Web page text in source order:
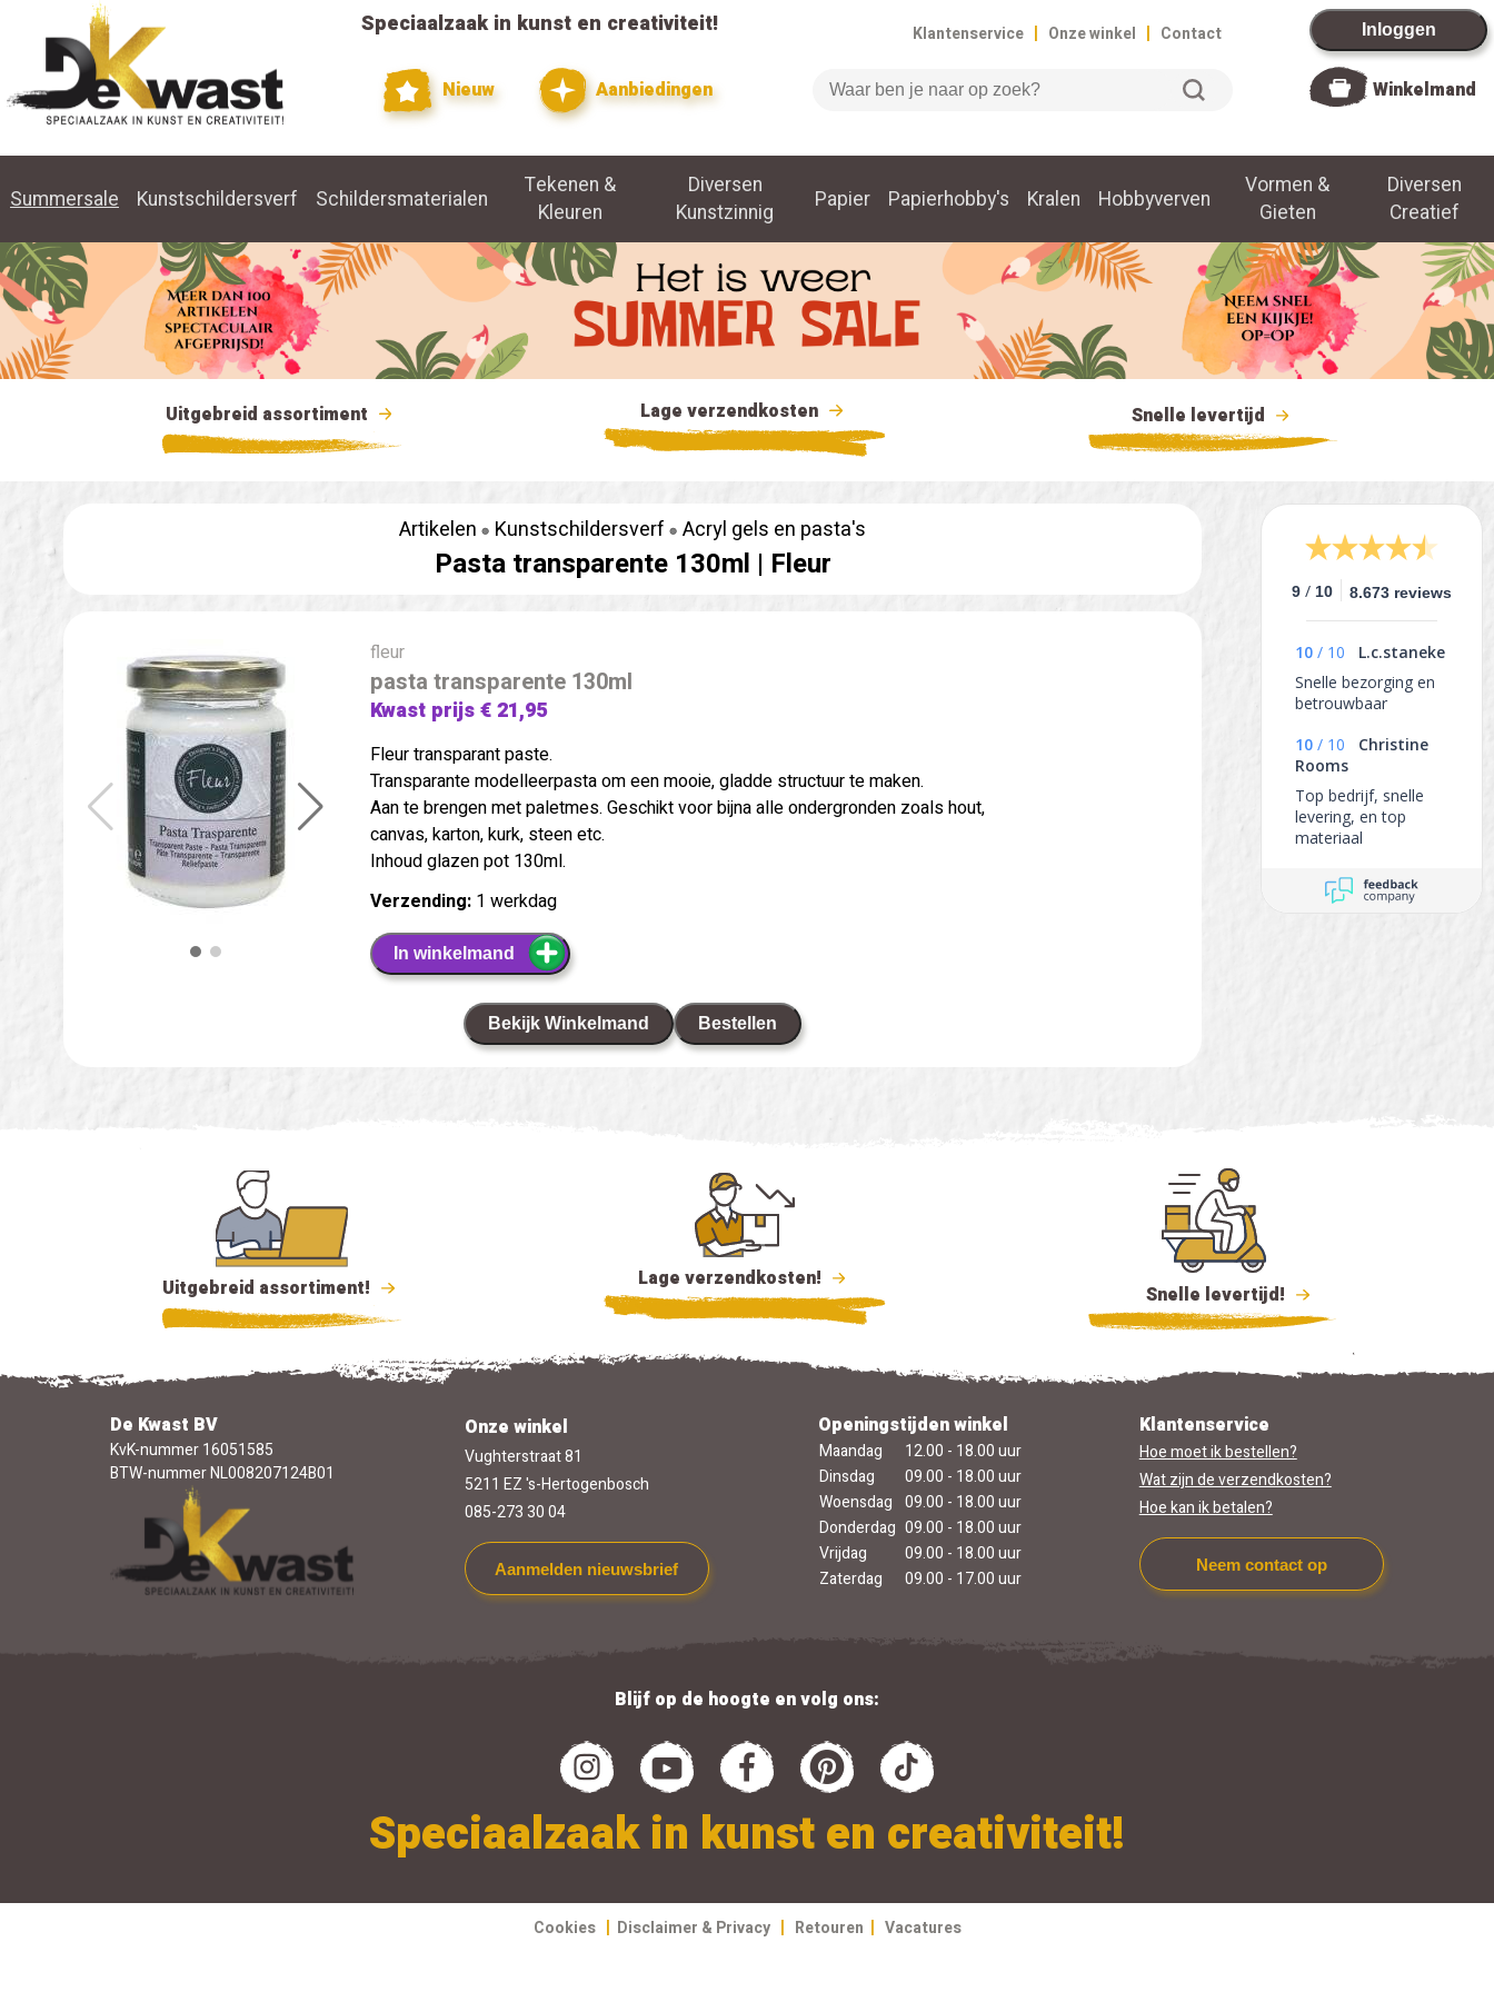
Speciaalzaak in kunst en creativiteit!
Nieuw Aanbiedingen
Klantenservice | Onze winkel | Contact
Zoeken
Inloggen
Winkelmand
Summersale Kunstschildersverf Schildersmaterialen
Tekenen &
Kleuren
Diversen
Kunstzinnig
Papier Papierhobby's Kralen Hobbyverven
Vormen &
Gieten
Diversen
Creatief
Uitgebreid assortiment Lage verzendkosten Snelle levertijd
9 / 10 8.673 reviews
10 / 10
L.c.staneke
Snelle bezorging en
betrouwbaar
10 / 10
Christine
Rooms
Top bedrijf, snelle
levering, en top
materiaal
Artikelen Kunstschildersverf Acryl gels en pasta's
Pasta transparente 130ml | Fleur
fleur
pasta transparente 130ml
Kwast prijs € 21,95
Fleur transparant paste.
Transparante modelleerpasta om een mooie, gladde structuur te maken.
Aan te brengen met paletmes. Geschikt voor bijna alle ondergronden zoals hout,
canvas, karton, kurk, steen etc.
Inhoud glazen pot 130ml.
Verzending: 1 werkdag
In winkelmand
Bekijk Winkelmand Bestellen
Uitgebreid assortiment! Lage verzendkosten!
Snelle levertijd!
De Kwast BV
KvK-nummer 16051585
BTW-nummer NL008207124B01
Onze winkel
Vughterstraat 81
5211 EZ 's-Hertogenbosch
085-273 30 04
Aanmelden nieuwsbrief
Openingstijden winkel
Maandag
12.00 - 18.00 uur
Dinsdag
09.00 - 18.00 uur
Woensdag 09.00 - 18.00 uur
Donderdag 09.00 - 18.00 uur
Vrijdag
09.00 - 18.00 uur
Zaterdag
09.00 - 17.00 uur
Klantenservice
Hoe moet ik bestellen?
Wat zijn de verzendkosten?
Hoe kan ik betalen?
Neem contact op
Blijf op de hoogte en volg ons:
Speciaalzaak in kunst en creativiteit!
Cookies | Disclaimer & Privacy | Retouren | Vacatures